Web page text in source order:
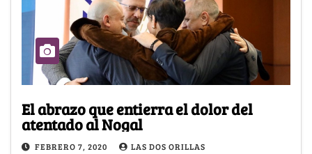
El abrazo que entierra el dolor del
atentado al Nogal
FEBRERO 7, 2020 LAS DOS ORILLAS